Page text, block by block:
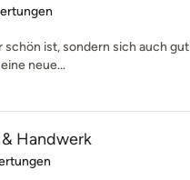
5 von 5 Sternen
schön ist, sondern sich auch gut
neue...
& Handwerk
5 von 5 Sternen